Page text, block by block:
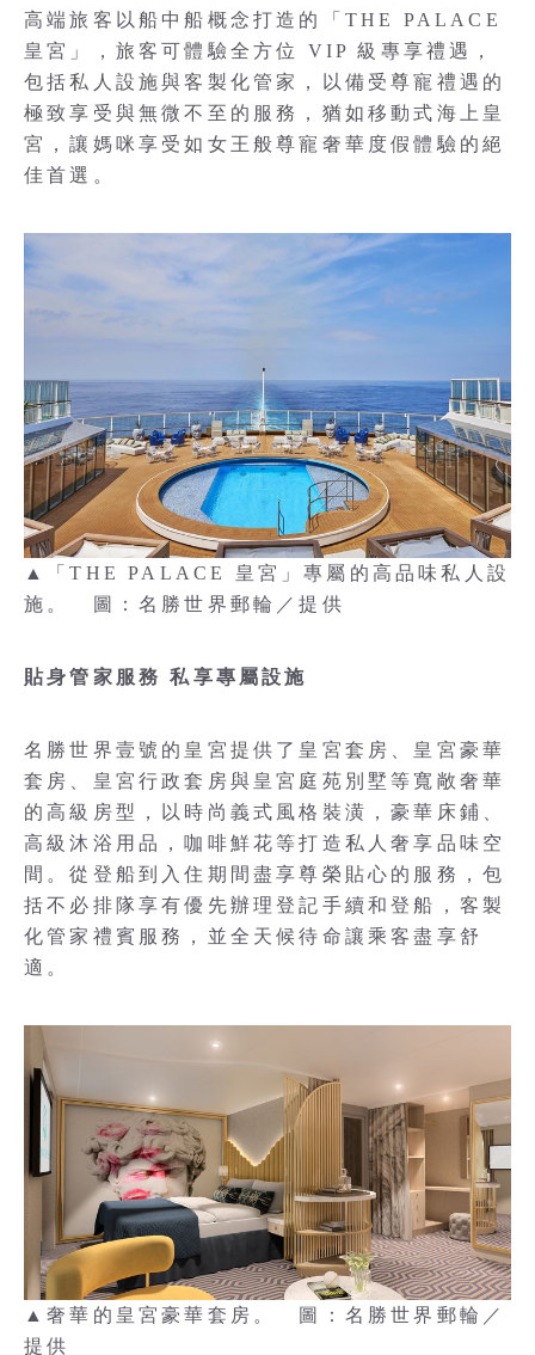
高端旅客以船中船概念打造的「THE PALACE
皇宮」，旅客可體驗全方位 VIP 級專享禮遇，
包括私人設施與客製化管家，以備受尊寵禮遇的
極致享受與無微不至的服務，猶如移動式海上皇
宮，讓媽咪享受如女王般尊寵奢華度假體驗的絕
佳首選。
▲「THE PALACE 皇宮」專屬的高品味私人設
施。 圖：名勝世界郵輪／提供
貼身管家服務 私享專屬設施
名勝世界壹號的皇宮提供了皇宮套房、皇宮豪華
套房、皇宮行政套房與皇宮庭苑別墅等寬敞奢華
的高級房型，以時尚義式風格裝潢，豪華床鋪、
高級沐浴用品，咖啡鮮花等打造私人奢享品味空
間。從登船到入住期間盡享尊榮貼心的服務，包
括不必排隊享有優先辦理登記手續和登船，客製
化管家禮賓服務，並全天候待命讓乘客盡享舒
適。
▲奢華的皇宮豪華套房。 圖：名勝世界郵輪／
提供